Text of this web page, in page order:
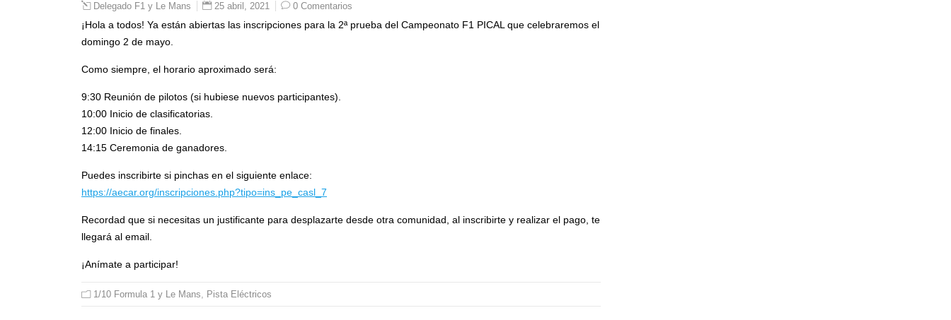
Delegado F1 y Le Mans 25 abril, 2021 0 Comentarios
¡Hola a todos! Ya están abiertas las inscripciones para la 2ª prueba del Campeonato F1 PICAL que celebraremos el
domingo 2 de mayo.
Como siempre, el horario aproximado será:
9:30 Reunión de pilotos (si hubiese nuevos participantes).
10:00 Inicio de clasificatorias.
12:00 Inicio de finales.
14:15 Ceremonia de ganadores.
Puedes inscribirte si pinchas en el siguiente enlace:
https://aecar.org/inscripciones.php?tipo=ins_pe_casl_7
Recordad que si necesitas un justificante para desplazarte desde otra comunidad, al inscribirte y realizar el pago, te
llegará al email.
¡Anímate a participar!
1/10 Formula 1 y Le Mans, Pista Eléctricos